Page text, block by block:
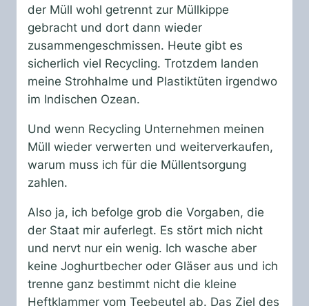
der Müll wohl getrennt zur Müllkippe
gebracht und dort dann wieder
zusammengeschmissen. Heute gibt es
sicherlich viel Recycling. Trotzdem landen
meine Strohhalme und Plastiktüten irgendwo
im Indischen Ozean.
Und wenn Recycling Unternehmen meinen
Müll wieder verwerten und weiterverkaufen,
warum muss ich für die Müllentsorgung
zahlen.
Also ja, ich befolge grob die Vorgaben, die
der Staat mir auferlegt. Es stört mich nicht
und nervt nur ein wenig. Ich wasche aber
keine Joghurtbecher oder Gläser aus und ich
trenne ganz bestimmt nicht die kleine
Heftklammer vom Teebeutel ab. Das Ziel des